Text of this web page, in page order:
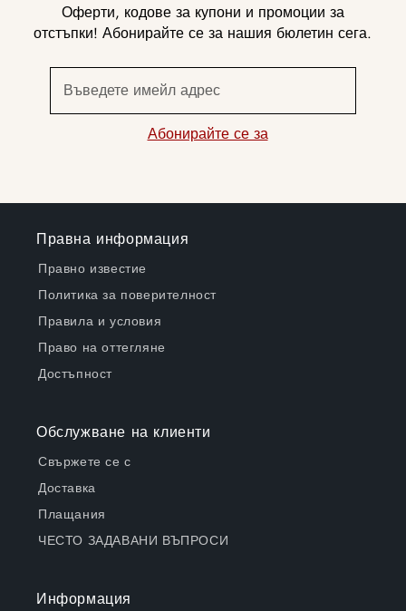
Оферти, кодове за купони и промоции за
отстъпки! Абонирайте се за нашия бюлетин сега.
Въведете имейл адрес
Абонирайте се за
Правна информация
Правно известие
Политика за поверителност
Правила и условия
Право на оттегляне
Достъпност
Обслужване на клиенти
Свържете се с
Доставка
Плащания
ЧЕСТО ЗАДАВАНИ ВЪПРОСИ
Информация